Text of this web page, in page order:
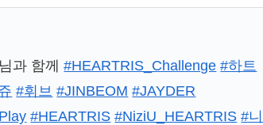
님과 함께#HEARTRIS_Challenge #하트
#휘브 #JINBEOM #JAYDER
#HEARTRIS #NiziU_HEARTRIS #니